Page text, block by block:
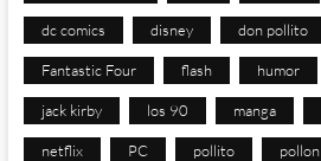
dc comics disney don pollito
Fantastic Four flash humor
jack kirby los 90 manga
netflix PC pollito pollon